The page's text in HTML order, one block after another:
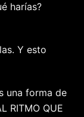
harías?
Y esto
una forma de
RITMO QUE